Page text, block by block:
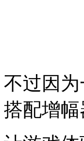
不过因
搭配增